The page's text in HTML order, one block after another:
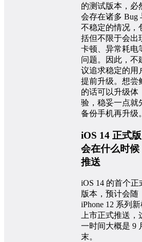
的测试版本，必
会存在诸多 Bug
不稳定的情况，
括但不限于会出
卡顿、异常耗电
问题。因此，不
议追求稳定的用
提前升级。想尝
的话可以升级体
验，稳妥一点就
备份手机再升级。
iOS 14 正式版
会在什么时候
推送
iOS 14 的首个正
版本，预计会随
iPhone 12 系列
上市正式推送，
一时间大概是 9
末。